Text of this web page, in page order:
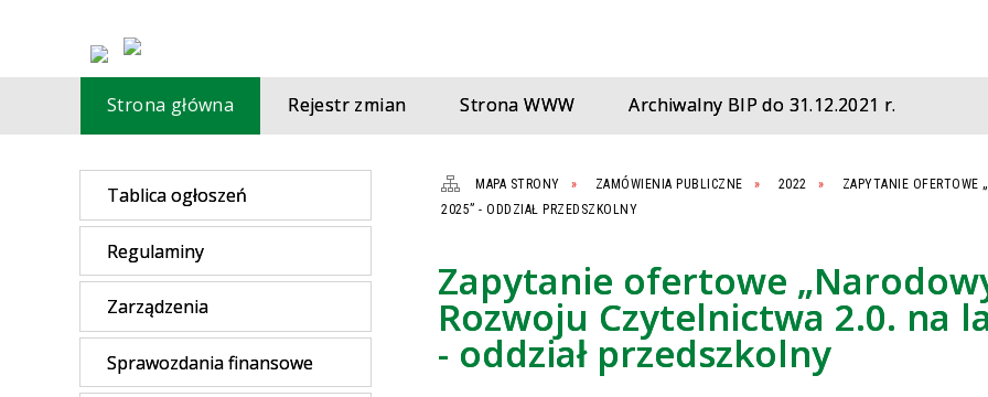
Strona główna Rejestr zmian Strona WWW Archiwalny BIP do 31.12.2021 r.
Tablica ogłoszeń
Regulaminy
Zarządzenia
Sprawozdania finansowe
MAPA STRONY ZAMÓWIENIA PUBLICZNE 2022
ZAPYTANIE OFERTOWE
2025” - ODDZIAŁ PRZEDSZKOLNY
Zapytanie ofertowe
Rozwoju Czytelnictwa 2.0. na
- oddział przedszkolny